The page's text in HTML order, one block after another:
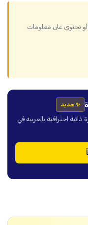
تحتوي على معلومات
✨ جديد
احترافية بالعربية في